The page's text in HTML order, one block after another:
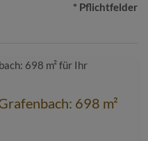
* Pflichtfelder
698 m²